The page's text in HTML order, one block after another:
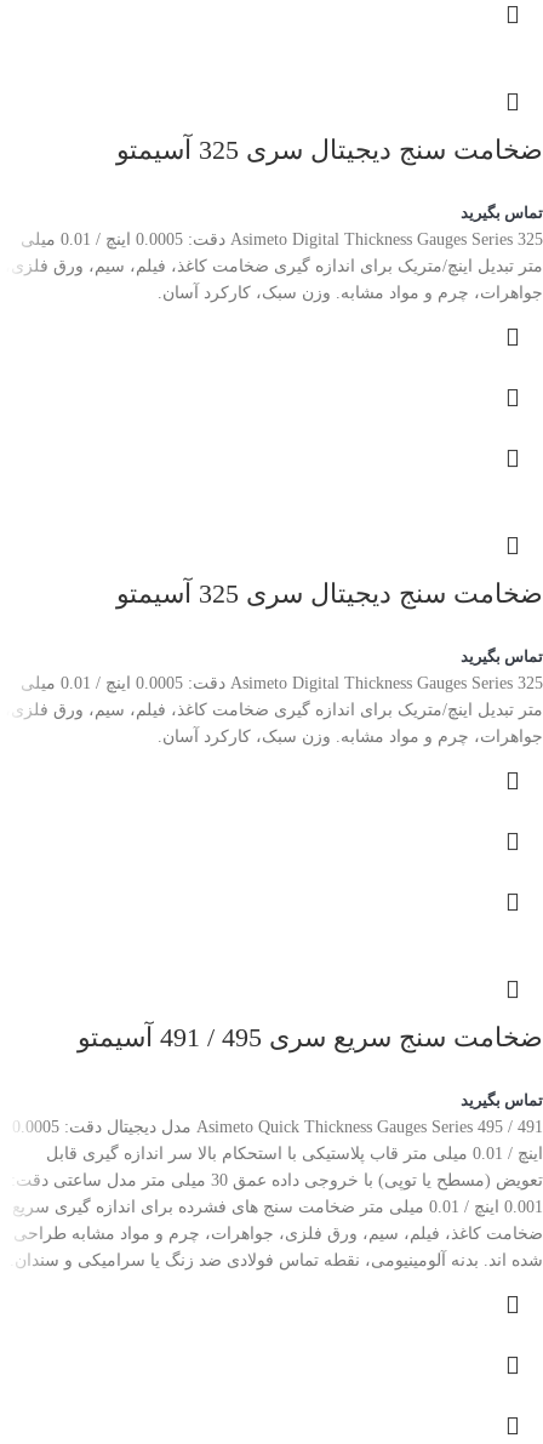
ضخامت سنج دیجیتال سری 325 آسیمتو
تماس بگیرید
Asimeto Digital Thickness Gauges Series 325 دقت: 0.0005 اینچ / 0.01 میلی
متر تبدیل اینچ/متریک برای اندازه گیری ضخامت کاغذ، فیلم، سیم، ورق فلزی،
جواهرات، چرم و مواد مشابه. وزن سبک، کارکرد آسان.
ضخامت سنج دیجیتال سری 325 آسیمتو
تماس بگیرید
Asimeto Digital Thickness Gauges Series 325 دقت: 0.0005 اینچ / 0.01 میلی
متر تبدیل اینچ/متریک برای اندازه گیری ضخامت کاغذ، فیلم، سیم، ورق فلزی،
جواهرات، چرم و مواد مشابه. وزن سبک، کارکرد آسان.
ضخامت سنج سریع سری 495 / 491 آسیمتو
تماس بگیرید
Asimeto Quick Thickness Gauges Series 495 / 491 مدل دیجیتال دقت: 0.0005
اینچ / 0.01 میلی متر قاب پلاستیکی با استحکام بالا سر اندازه گیری قابل
تعویض (مسطح یا توپی) با خروجی داده عمق 30 میلی متر مدل ساعتی دقت:
0.001 اینچ / 0.01 میلی متر ضخامت سنج های فشرده برای اندازه گیری سریع
ضخامت کاغذ، فیلم، سیم، ورق فلزی، جواهرات، چرم و مواد مشابه طراحی
شده اند. بدنه آلومینیومی، نقطه تماس فولادی ضد زنگ یا سرامیکی و سندان.